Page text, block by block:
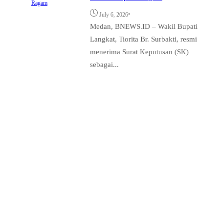
Ragam
July 6, 2026•
Medan, BNEWS.ID – Wakil Bupati
Langkat, Tiorita Br. Surbakti, resmi
menerima Surat Keputusan (SK)
sebagai...